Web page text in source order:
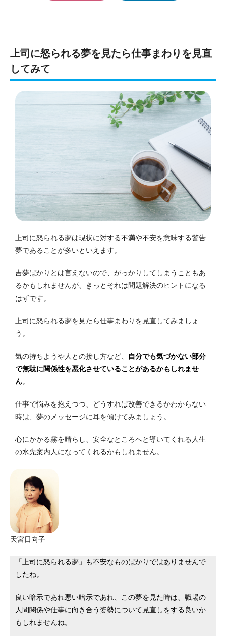
上司に怒られる夢を見たら仕事まわりを見直
してみて
上司に怒られる夢は現状に対する不満や不安を意味する警告
夢であることが多いといえます。
吉夢ばかりとは言えないので、がっかりしてしまうこともあ
るかもしれませんが、きっとそれは問題解決のヒントになる
はずです。
上司に怒られる夢を見たら仕事まわりを見直してみましょ
う。
気の持ちようや人との接し方など、
自分でも気づかない部分
で無駄に関係性を悪化させていることがあるかもしれませ
ん。
仕事で悩みを抱えつつ、どうすれば改善できるかわからない
時は、夢のメッセージに耳を傾けてみましょう。
心にかかる霧を晴らし、安全なところへと導いてくれる人生
の水先案内人になってくれるかもしれません。
天宮日向子
「上司に怒られる夢」も不安なものばかりではありませんで
したね。
良い暗示であれ悪い暗示であれ、この夢を見た時は、職場の
人間関係や仕事に向き合う姿勢について見直しをする良いか
もしれませんね。